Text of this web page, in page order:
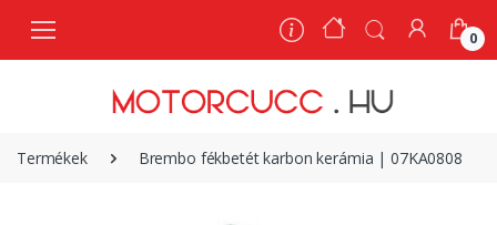
0
Termékek Brembo fékbetét karbon kerámia | 07KA0808
0